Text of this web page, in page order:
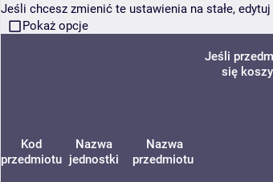
Jeśli chcesz zmienić te ustawienia na stałe,
Pokaż opcje
Kod
przedmiotu
Nazwa
jednostki
Nazwa
przedmiotu
Jeśli
się